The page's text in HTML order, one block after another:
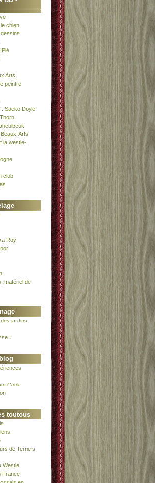
chien
dessins
Plé
Arts
peintre
: Saeko Doyle
Arts
la westie-
club
Roy
matériel de
jardins
!
Cook
toutous
de Terriers
Westie
France